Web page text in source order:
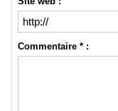
Commentaire * :